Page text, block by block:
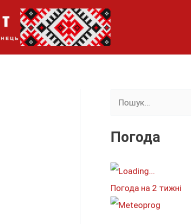
к
т
:
Погода
Погода на 2 тижні